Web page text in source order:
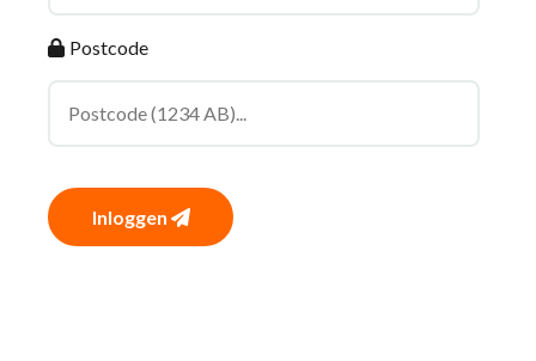
Postcode
Inloggen